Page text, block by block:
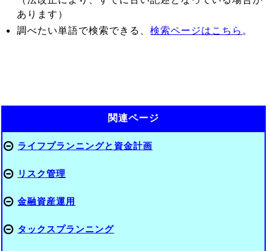
あります）
調べたい単語で検索できる、検索ページはこちら 。
関連ページ
ライフプランニングと資金計画
リスク管理
金融資産運用
タックスプランニング